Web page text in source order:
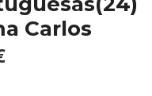
Carlos